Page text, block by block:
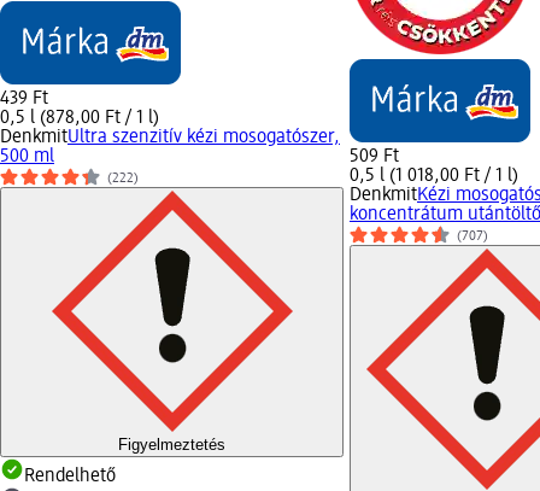
439 Ft
0,5 l (878,00 Ft / 1 l)
DenkmitUltra szenzitív kézi mosogatószer,
500 ml
(222)
Figyelmeztetés
Rendelhető
509 Ft
0,5 l (1 018,00 Ft / 1 l)
DenkmitKézi
koncentrátum
(707)